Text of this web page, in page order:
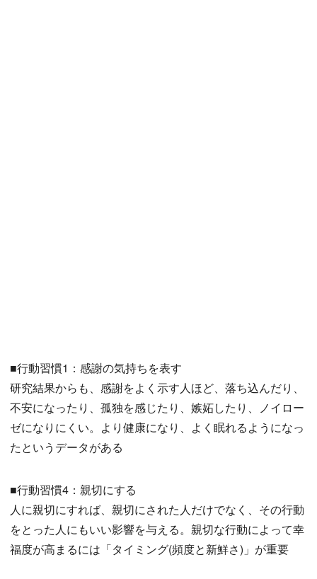
■行動習慣1：感謝の気持ちを表す
研究結果からも、感謝をよく示す人ほど、落ち込んだり、
不安になったり、孤独を感じたり、嫉妬したり、ノイロー
ゼになりにくい。より健康になり、よく眠れるようになっ
たというデータがある
■行動習慣4：親切にする
人に親切にすれば、親切にされた人だけでなく、その行動
をとった人にもいい影響を与える。親切な行動によって幸
福度が高まるには「タイミング(頻度と新鮮さ)」が重要